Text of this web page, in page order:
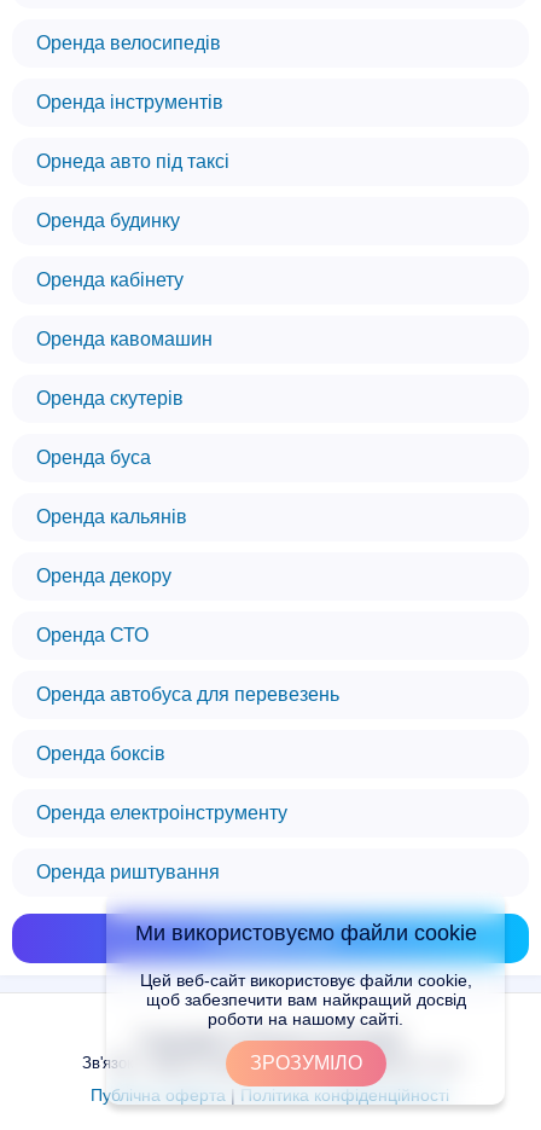
Оренда велосипедів
Оренда інструментів
Орнеда авто під таксі
Оренда будинку
Оренда кабінету
Оренда кавомашин
Оренда скутерів
Оренда буса
Оренда кальянів
Оренда декору
Оренда СТО
Оренда автобуса для перевезень
Оренда боксів
Оренда електроінструменту
Оренда риштування
Показати всі
Copyright © Places.in.UA 2024
Зв'язок з адміністрацією сайту: admin@places.in.ua
Публічна оферта | Політика конфіденційності
Ми використовуємо файли cookie
Цей веб-сайт використовує файли cookie,
щоб забезпечити вам найкращий досвід
роботи на нашому сайті.
ЗРОЗУМІЛО